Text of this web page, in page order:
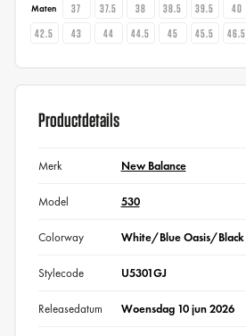
Maten 37 37.5 38 38.5 39.5 40
42.5
43 44 44.5 45 45.5 46.5
Productdetails
Merk New Balance
Model 530
Colorway White/Blue Oasis/Black
Stylecode U5301GJ
Releasedatum Woensdag 10 jun 2026